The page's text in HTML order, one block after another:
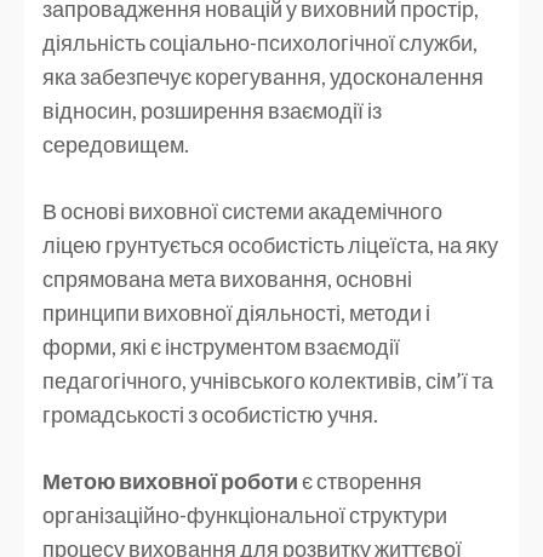
запровадження новацій у виховний простір,
діяльність соціально-психологічної служби,
яка забезпечує корегування, удосконалення
відносин, розширення взаємодії із
середовищем.
В основі виховної системи академічного
ліцею грунтується особистість ліцеїста, на яку
спрямована мета виховання, основні
принципи виховної діяльності, методи і
форми, які є інструментом взаємодії
педагогічного, учнівського колективів, сім’ї та
громадськості з особистістю учня.
Метою виховної роботиє створення
організаційно-функціональної структури
процесу виховання для розвитку життєвої